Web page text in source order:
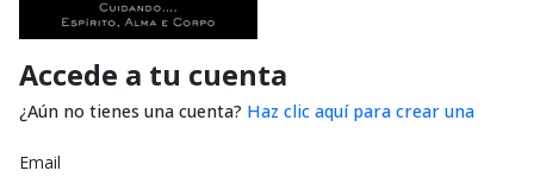
Accede a tu cuenta
¿Aún no tienes una cuenta? Haz clic aquí para crear una
Email